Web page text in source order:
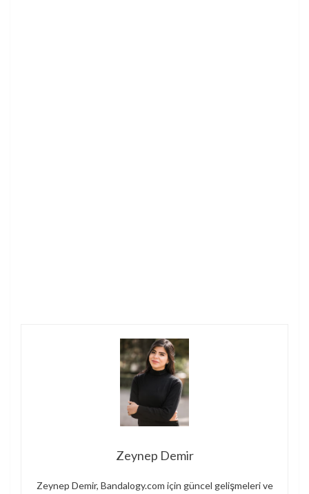
Zeynep Demir
Zeynep Demir, Bandalogy.com için güncel gelişmeleri ve